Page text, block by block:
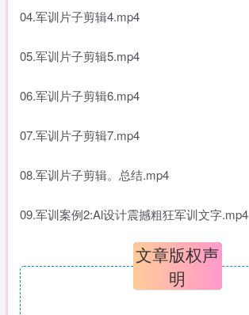
04.军训片子剪辑4.mp4
05.军训片子剪辑5.mp4
06.军训片子剪辑6.mp4
07.军训片子剪辑7.mp4
08.军训片子剪辑。总结.mp4
09.军训案例2:Al设计震撼粗狂军训文字.mp4
文章版权声
明